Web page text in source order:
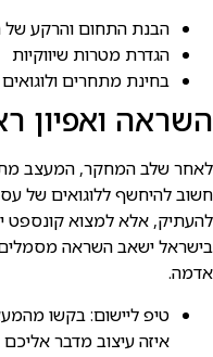
הבנת התחום והרקע
הגדרת מטרות שיווקיות
בחינת מתחרים
השראה ואפיון
לאחר שלב המחקר, המעצב
חשוב להיחשף ללוגואים של
להעתיק, אלא למצוא קונספט
בישראל ישאב השראה מסמלים
אדמה.
טיפ ליישום: בקשו
איזה עיצוב מדבר